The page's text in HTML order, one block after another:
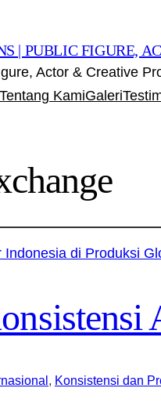
| PUBLIC FIGURE,
Actor & Creative
Tentang KamiGaleri
, Konsistensi dan